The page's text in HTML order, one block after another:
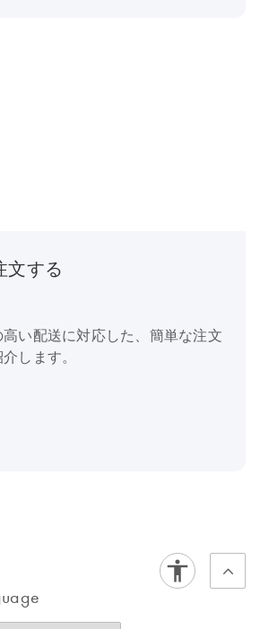
文する
い配送に対応した、簡単な注文
します。